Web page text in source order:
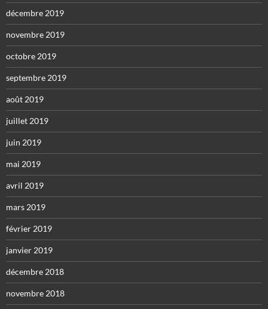
décembre 2019
novembre 2019
octobre 2019
septembre 2019
août 2019
juillet 2019
juin 2019
mai 2019
avril 2019
mars 2019
février 2019
janvier 2019
décembre 2018
novembre 2018